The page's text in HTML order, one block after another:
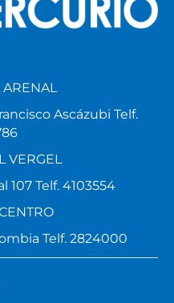
ARENAL
Ascázubi Telf.
VERGEL
107 Telf. 4103554
Telf. 2824000